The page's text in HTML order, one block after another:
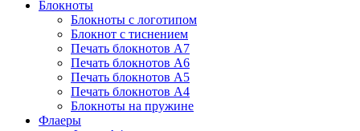
Блокноты
Блокноты с логотипом
Блокнот с тиснением
Печать блокнотов А7
Печать блокнотов А6
Печать блокнотов А5
Печать блокнотов А4
Блокноты на пружине
Флаеры